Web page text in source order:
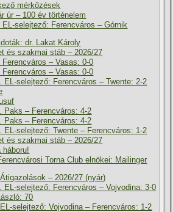
mérkőzések
úr – 100 év történelem
selejtező: Ferencváros – Górnik
dr. Lakat Károly
és szakmai stáb – 2026/27
– Vasas: 0-0
– Vasas: 0-0
EL-selejtező: Ferencváros – Twente: 2-2
Paks – Ferencváros: 4-2
Paks – Ferencváros: 4-2
EL-selejtező: Twente – Ferencváros: 1-2
és szakmai stáb – 2026/27
háboru!
Torna Club elnökei: Mailinger
Átigazolások – 2026/27 (nyár)
EL-selejtező: Ferencváros – Vojvodina: 3-0
70
selejtező: Vojvodina – Ferencváros: 1-2